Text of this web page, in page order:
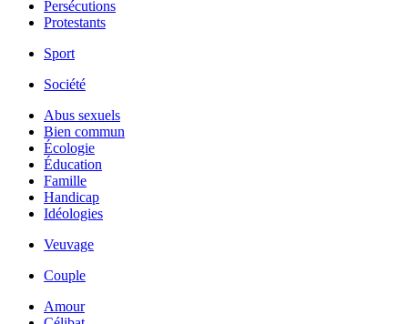
Persécutions
Protestants
Sport
Société
Abus sexuels
Bien commun
Écologie
Éducation
Famille
Handicap
Idéologies
Veuvage
Couple
Amour